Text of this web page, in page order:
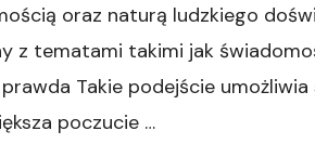
jako
przestrzeń
refleksji
oraz naturą ludzkiego
z tematami takimi jak
Takie podejście umożliwia
poczucie …